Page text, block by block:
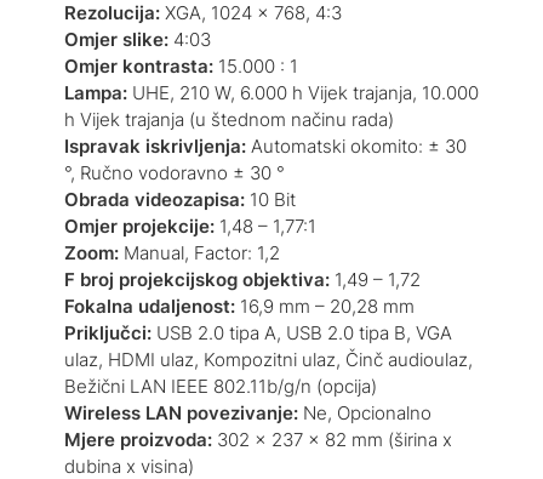
Rezolucija: XGA, 1024 x 768, 4:3
Omjer slike:4:03
Omjer kontrasta:15.000 : 1
Lampa:UHE, 210 W, 6.000 h Vijek trajanja, 10.000
h Vijek trajanja (u štednom načinu rada)
Ispravak iskrivljenja: Automatski okomito: ± 30
°, Ručno vodoravno ± 30 °
Obrada videozapisa: 10 Bit
Omjer projekcije:1,48 – 1,77:1
Zoom: Manual, Factor: 1,2
F broj projekcijskog objektiva:1,49 – 1,72
Fokalna udaljenost: 16,9 mm – 20,28 mm
Priključci:USB 2.0 tipa A, USB 2.0 tipa B, VGA
ulaz, HDMI ulaz, Kompozitni ulaz, Činč audioulaz,
Bežični LAN IEEE 802.11b/g/n (opcija)
Wireless LAN povezivanje:Ne, Opcionalno
Mjere proizvoda:302‎ x 237 x 82 mm (širina x
dubina x visina)